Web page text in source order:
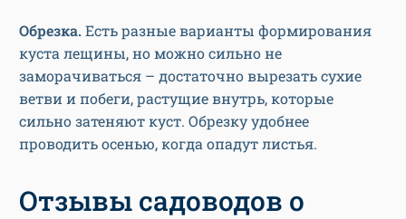
Обрезка.Есть разные варианты формирования
куста лещины, но можно сильно не
заморачиваться – достаточно вырезать сухие
ветви и побеги, растущие внутрь, которые
сильно затеняют куст. Обрезку удобнее
проводить осенью, когда опадут листья.
Отзывы садоводов о